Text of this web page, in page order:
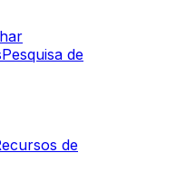
Pesquisa de
de